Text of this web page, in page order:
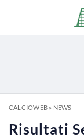
CALCIOWEB» NEWS
Risultati